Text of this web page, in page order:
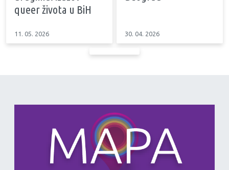
queer života u BiH
11. 05. 2026 30. 04. 2026